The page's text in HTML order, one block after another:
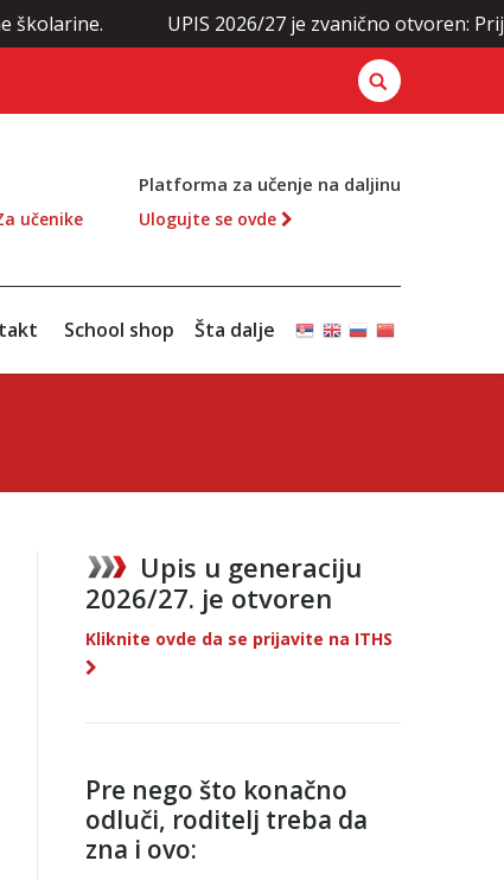
UPIS 2026/27 je zvanično otvoren: Prijavite
učenike
Platforma za učenje na daljinu
Ulogujte se ovde
School shop Šta dalje
Upis u generaciju
2026/27. je otvoren
Kliknite ovde da se prijavite na ITHS
Pre nego što konačno
odluči, roditelj treba da
zna i ovo: